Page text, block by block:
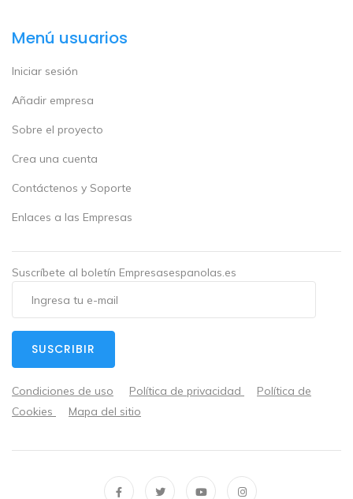
Menú usuarios
Iniciar sesión
Añadir empresa
Sobre el proyecto
Crea una cuenta
Contáctenos y Soporte
Enlaces a las Empresas
Suscríbete al boletín Empresasespanolas.es
Condiciones de uso Política de privacidad
Política de
Cookies
Mapa del sitio
SUSCRIBIR